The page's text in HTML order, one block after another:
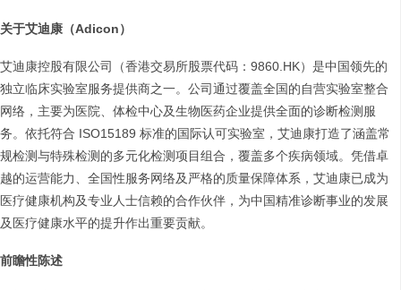
关于艾迪康（Adicon）
艾迪康控股有限公司（香港交易所股票代码：9860.HK）是中国领先的
独立临床实验室服务提供商之一。公司通过覆盖全国的自营实验室整合
网络，主要为医院、体检中心及生物医药企业提供全面的诊断检测服
务。依托符合 ISO15189 标准的国际认可实验室，艾迪康打造了涵盖常
规检测与特殊检测的多元化检测项目组合，覆盖多个疾病领域。凭借卓
越的运营能力、全国性服务网络及严格的质量保障体系，艾迪康已成为
医疗健康机构及专业人士信赖的合作伙伴，为中国精准诊断事业的发展
及医疗健康水平的提升作出重要贡献。
前瞻性陈述